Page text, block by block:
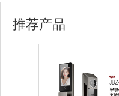
推荐产品